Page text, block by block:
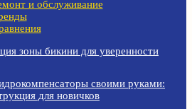
и обслуживание
зоны бикини для уверенности
своими руками:
для новичков